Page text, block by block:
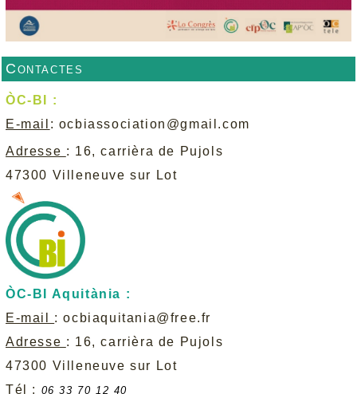
Contactes
ÒC-BI :
E-mail : ocbiassociation@gmail.com
Adresse : 16, carrièra de Pujols
47300 Villeneuve sur Lot
ÒC-BI Aquitània :
E-mail :ocbiaquitania@free.fr
Adresse : 16, carrièra de Pujols
47300 Villeneuve sur Lot
Tél : 06 33 70 12 40